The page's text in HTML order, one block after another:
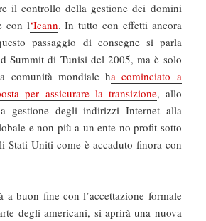
il controllo della gestione dei domini
con l‘Icann. In tutto con effetti ancora
passaggio di consegne si parla
Summit di Tunisi del 2005, ma è solo
comunità mondiale ha cominciato a
per assicurare la transizione, allo
gestione degli indirizzi Internet alla
e non più a un ente no profit sotto
Stati Uniti come è accaduto finora con
a buon fine con l’accettazione formale
degli americani, si aprirà una nuova